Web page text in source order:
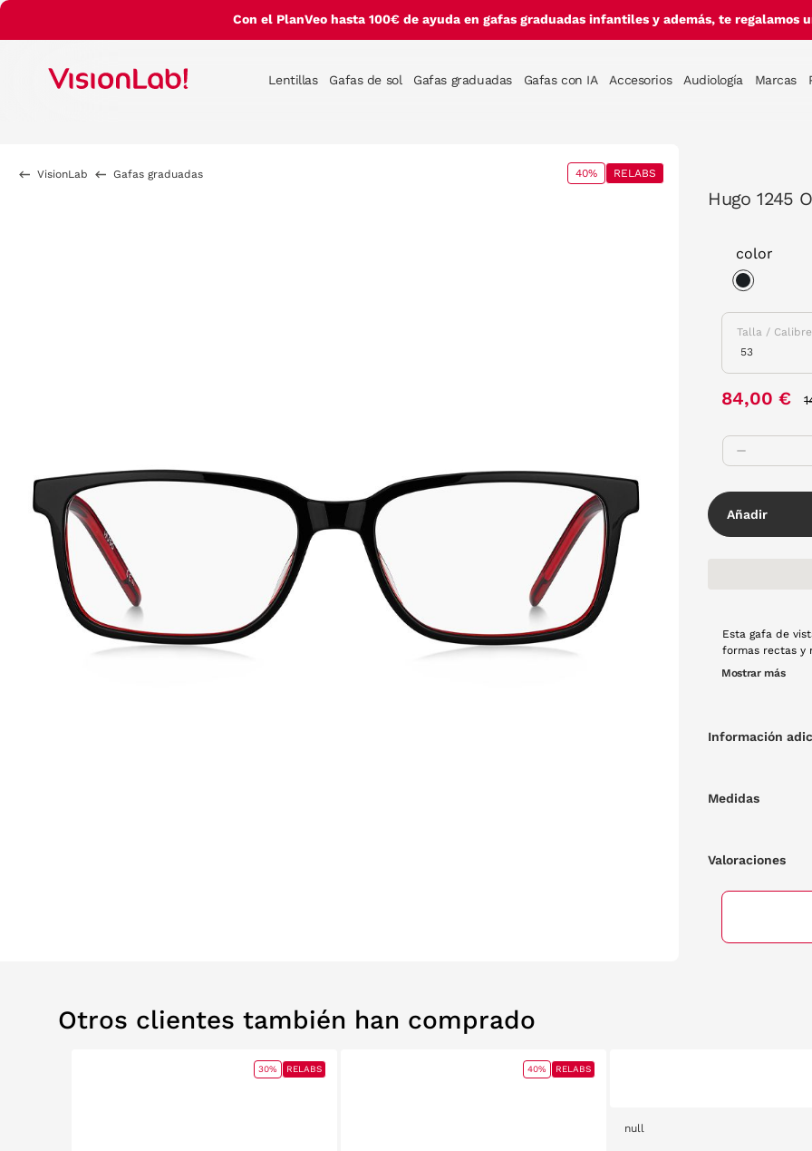
Con el PlanVeo hasta 100€ de ayuda en gafas graduadas infantiles y además, te regalamos
Lentillas Gafas de sol Gafas graduadas Gafas con IA Accesorios Audiología Marcas
VisionLab Gafas graduadas 40% RELABS
Hugo 1245
color
Talla / Calibre
84,00 €
Añadir
Esta gafa de
formas rectas y
colores icónicos
Mostrar más
Información
Medidas
Valoraciones
Otros clientes también han comprado
30% RELABS 40% RELABS
null